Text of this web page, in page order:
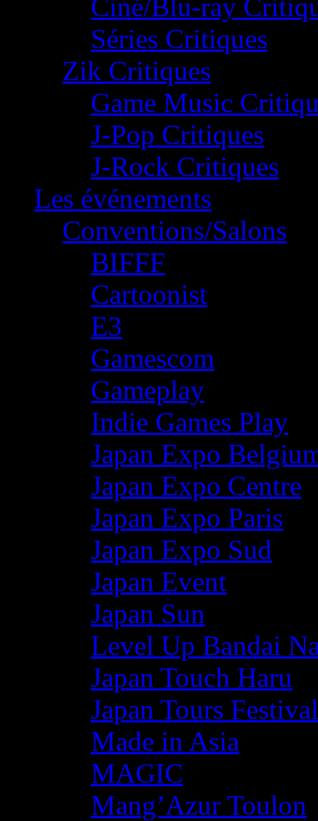
Ciné/Blu-ray
Séries Critiques
Zik Critiques
Game Music
J-Pop Critiques
J-Rock Critiques
Les événements
Conventions/Salons
BIFFF
Cartoonist
E3
Gamescom
Gameplay
Indie Games Play
Japan Expo
Japan Expo Centre
Japan Expo Paris
Japan Expo Sud
Japan Event
Japan Sun
Level Up Bandai
Japan Touch Haru
Japan Tours Festival
Made in Asia
MAGIC
Mang’Azur Toulon